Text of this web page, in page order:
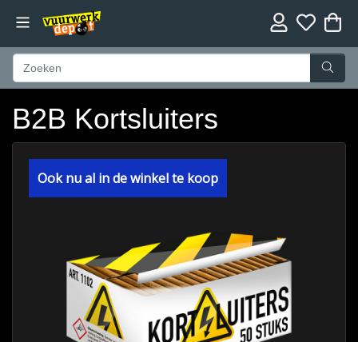
B2B Kortsluiters
Ook nu al in de winkel te koop